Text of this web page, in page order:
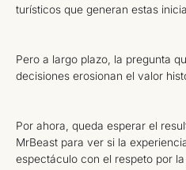
turísticos que generan estas
Pero a largo plazo, la pregunta
decisiones erosionan el valor
Por ahora, queda esperar el
MrBeast para ver si la
espectáculo con el respeto por